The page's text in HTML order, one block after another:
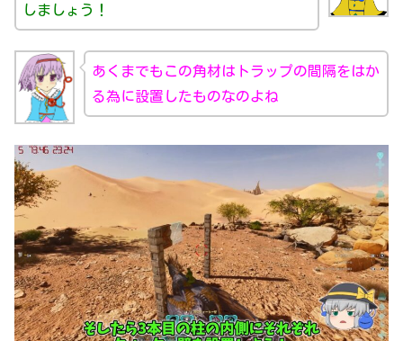
しましょう！
あくまでもこの角材はトラップの間隔をはか
る為に設置したものなのよね